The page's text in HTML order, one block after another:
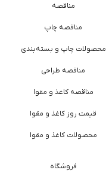
مناقصه
مناقصه چاپ
محصولات چاپ و بسته‌بندی
مناقصه طراحی
مناقصه کاغذ و مقوا
قیمت روز کاغذ و مقوا
محصولات کاغذ و مقوا
فروشگاه